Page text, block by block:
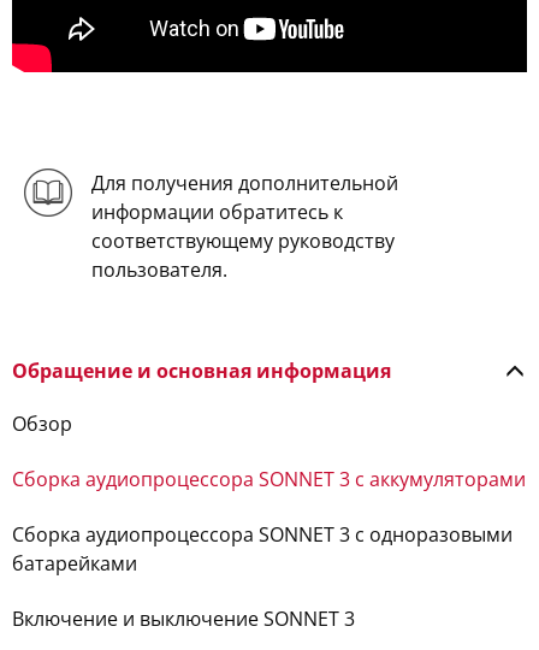
Для получения дополнительной
информации обратитесь к
соответствующему руководству
пользователя.
Обращение и основная информация
Обзор
Сборка аудиопроцессора SONNET 3 c аккумуляторами
Сборка аудиопроцессора SONNET 3 c одноразовыми
батарейками
Включение и выключение SONNET 3